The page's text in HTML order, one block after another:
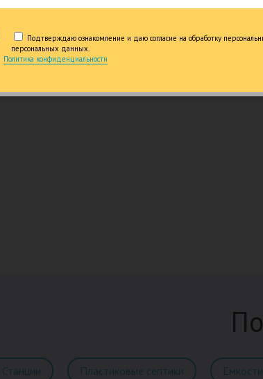
Пластиковые септики Емкости
Подтверждаю ознакомление и даю согласие на обработку
персональных данных.
Политика конфиденциальности